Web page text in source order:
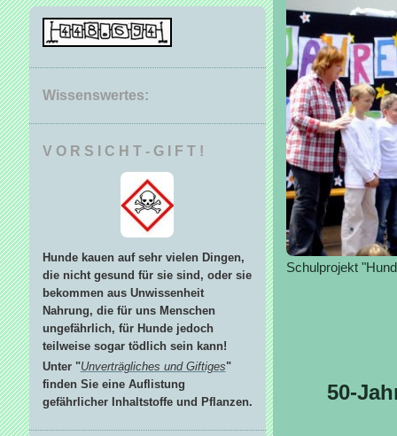
Schulprojekt
50-
Wissenswertes:
V O R S I C H T - G I F T !
Hunde kauen auf sehr vielen Dingen,
die nicht gesund für sie sind, oder sie
bekommen aus Unwissenheit
Nahrung, die für uns Menschen
ungefährlich, für Hunde jedoch
teilweise sogar tödlich sein kann!
Unter "Unverträgliches und Giftiges"
finden Sie eine Auflistung
gefährlicher Inhaltstoffe und Pflanzen.